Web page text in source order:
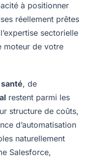
à positionner
réellement prêtes
sectorielle
moteur de votre
santé, de
restent parmi les
structure de coûts,
d’automatisation
naturellement
Salesforce,